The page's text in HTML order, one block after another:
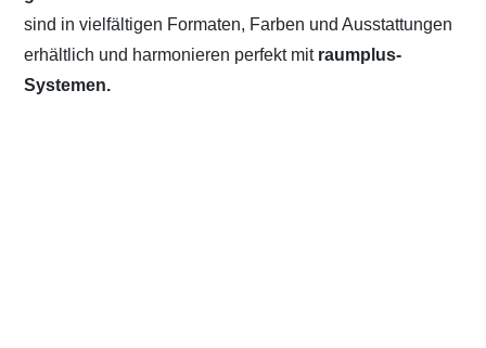
sind in vielfältigen Formaten, Farben und Ausstattungen
erhältlich und harmonieren perfekt mit raumplus-
Systemen.